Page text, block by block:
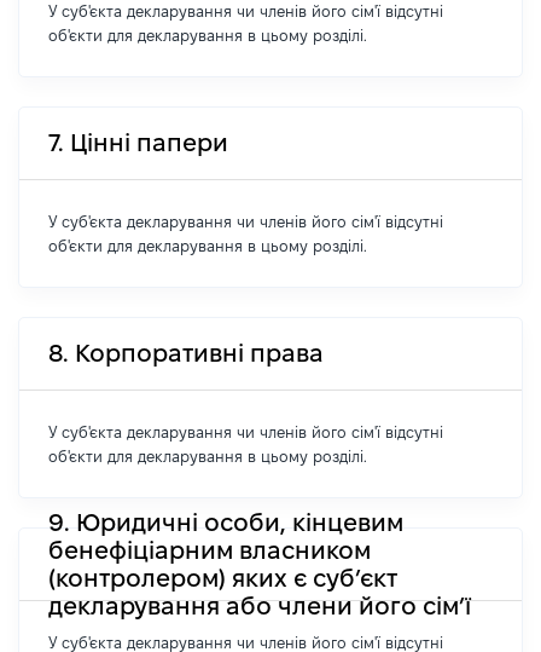
У суб'єкта декларування чи членів його сім'ї відсутні
об'єкти для декларування в цьому розділі.
7. Цінні папери
У суб'єкта декларування чи членів його сім'ї відсутні
об'єкти для декларування в цьому розділі.
8. Корпоративні права
У суб'єкта декларування чи членів його сім'ї відсутні
об'єкти для декларування в цьому розділі.
9. Юридичні особи, кінцевим
бенефіціарним власником
(контролером) яких є суб’єкт
декларування або члени його сім’ї
У суб'єкта декларування чи членів його сім'ї відсутні